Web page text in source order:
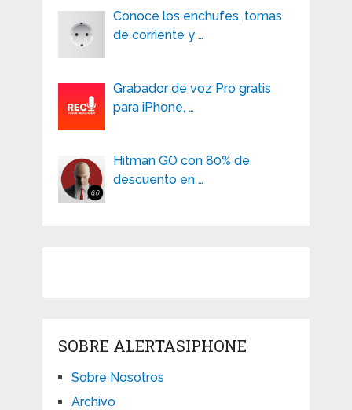
Conoce los enchufes, tomas
de corriente y …
Grabador de voz Pro gratis
para iPhone, …
Hitman GO con 80% de
descuento en …
SOBRE ALERTASIPHONE
Sobre Nosotros
Archivo